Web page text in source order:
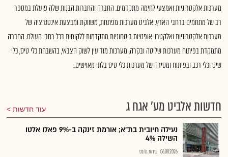
מערכות אלקטרוניות ואמצעי לחימה מתקדמים. החברה והחברות הבנות שלה פועלת במספר
רב של מתחמים ברחבי הארץ. אלביט מערכות מפתחת, משווקת ומבצעת אינטגרציה של
מערכות אלקטרוניות ואלקטרו-אופטיות ביטחוניות מתקדמות ללקוחות בכל רחבי העולם. החברה
מתמקדת בפיתוח מערכות שליטה ובקרה, מערכות מודיעין לשוק הצבאי, בהשבחת כלי טיס, כלי
שיט וכלי רכב ובפיתוח ומסירה של מערכות כלי טיס בלתי מאוישים..
חדשות אלביט מע' אגח ג עוד חדשות
נעילה חיובית בת"א; אורמת זינקה ב-9% פאלו אלטו
השילה 4%
06.08.2026 שירות גלובס